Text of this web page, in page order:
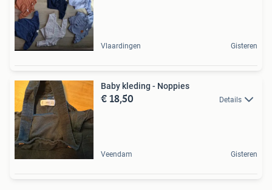
Vlaardingen Gisteren
Baby kleding - Noppies
€ 18,50 Details
Veendam Gisteren